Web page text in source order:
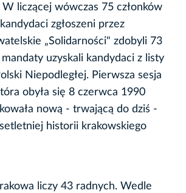
liczącej wówczas 75 członków
zgłoszeni przez
„Solidarności" zdobyli 73
uzyskali kandydaci z listy
Niepodległej. Pierwsza sesja
obyła się 8 czerwca 1990
nową - trwającą do dziś -
historii krakowskiego
liczy 43 radnych. Wedle